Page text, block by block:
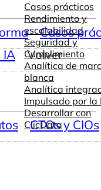
Casos prácticos
Rendimiento y
escalabilidad
Seguridad y
Cumplimiento
Analítica de
blanca
Analítica
Impulsado por la
Desarrollar con
ClicData
Casos
IA Volver
CTOs y CIOs